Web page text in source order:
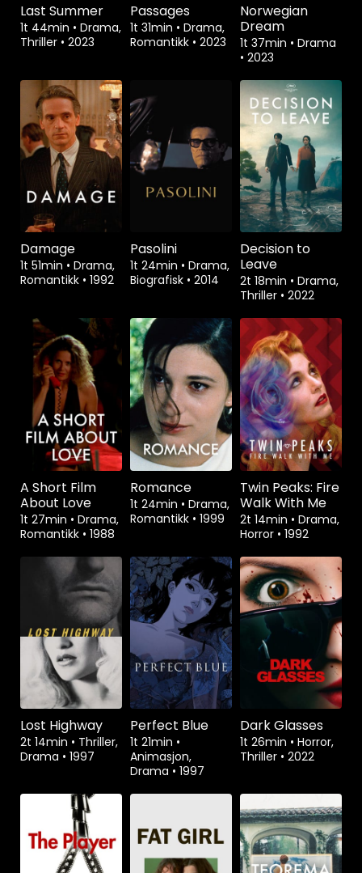
Last Summer
1t 44min • Drama,
Thriller • 2023
Passages
1t 31min • Drama,
Romantikk • 2023
Norwegian
Dream
1t 37min • Drama
• 2023
Damage
1t 51min • Drama,
Romantikk • 1992
Pasolini
1t 24min • Drama,
Biografisk • 2014
Decision to
Leave
2t 18min • Drama,
Thriller • 2022
A Short Film
About Love
1t 27min • Drama,
Romantikk • 1988
Romance
1t 24min • Drama,
Romantikk • 1999
Twin Peaks: Fire
Walk With Me
2t 14min • Drama,
Horror • 1992
Lost Highway
2t 14min • Thriller,
Drama • 1997
Perfect Blue
1t 21min •
Animasjon,
Drama • 1997
Dark Glasses
1t 26min • Horror,
Thriller • 2022